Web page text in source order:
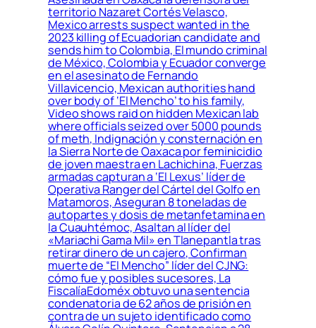
territorio Nazaret Cortés Velasco,
Mexico arrests suspect wanted in the
2023 killing of Ecuadorian candidate and
sends him to Colombia, El mundo criminal
de México, Colombia y Ecuador converge
en el asesinato de Fernando
Villavicencio, Mexican authorities hand
over body of ‘El Mencho’ to his family,
Video shows raid on hidden Mexican lab
where officials seized over 5000 pounds
of meth, Indignación y consternación en
la Sierra Norte de Oaxaca por feminicidio
de joven maestra en Lachichina, Fuerzas
armadas capturan a ‘El Lexus’ líder de
Operativa Ranger del Cártel del Golfo en
Matamoros, Aseguran 8 toneladas de
autopartes y dosis de metanfetamina en
la Cuauhtémoc, Asaltan al líder del
«Mariachi Gama Mil» en Tlanepantla tras
retirar dinero de un cajero, Confirman
muerte de “El Mencho” líder del CJNG:
cómo fue y posibles sucesores, La
FiscalíaEdoméx obtuvo una sentencia
condenatoria de 62 años de prisión en
contra de un sujeto identificado como